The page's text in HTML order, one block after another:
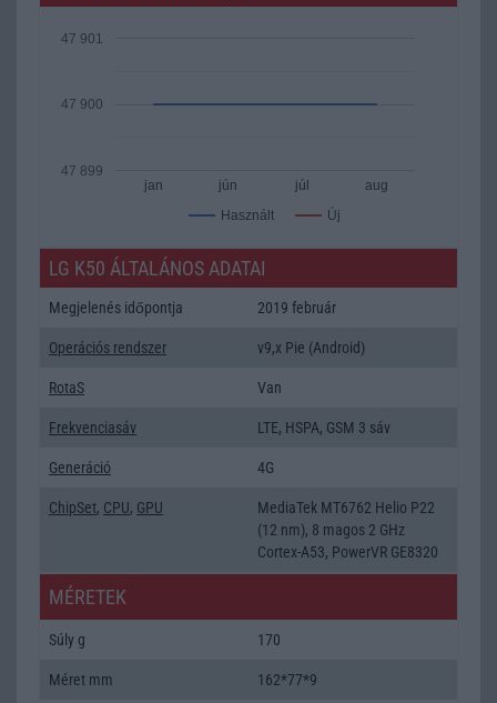
Használt Új
jan jún júl aug
47 899
47 900
47 901
LG K50 ÁLTALÁNOS ADATAI
Megjelenés időpontja 2019 február
Operációs rendszer v9,x Pie (Android)
RotaS Van
Frekvenciasáv LTE, HSPA, GSM 3 sáv
Generáció 4G
ChipSet, CPU, GPU
MediaTek MT6762 Helio P22
(12 nm), 8 magos 2 GHz
Cortex-A53, PowerVR GE8320
MÉRETEK
Súly g 170
Méret mm 162*77*9